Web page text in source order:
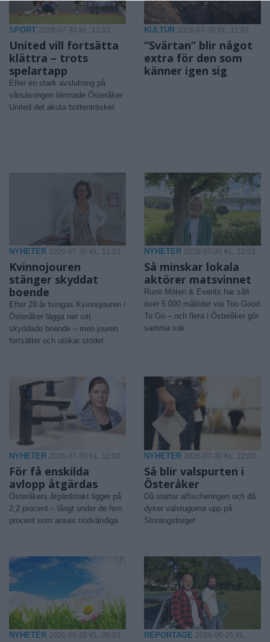
SPORT 2026-07-30 KL. 12:03
United vill fortsätta
klättra – trots
spelartapp
Efter en stark avslutning på
vårsäsongen lämnade Österåker
United det akuta bottenträsket
KULTUR 2026-07-30 KL. 12:03
”Svärtan” blir något
extra för den som
känner igen sig
NYHETER 2026-07-30 KL. 12:03
Kvinnojouren
stänger skyddat
boende
Efter 28 år tvingas Kvinnojouren i
Österåker lägga ner sitt
skyddade boende – men jouren
fortsätter och utökar stödet
NYHETER 2026-07-30 KL. 12:03
Så minskar lokala
aktörer matsvinnet
Runö Möten & Events har sålt
över 5 000 måltider via Too Good
To Go – och flera i Österåker gör
samma sak
NYHETER 2026-07-30 KL. 12:03
För få enskilda
avlopp åtgärdas
Österåkers åtgärdstakt ligger på
2,2 procent – långt under de fem
procent som anses nödvändiga
NYHETER 2026-07-30 KL. 12:03
Så blir valspurten i
Österåker
Då startar affischeringen och då
dyker valstugorna upp på
Storängstorget
NYHETER 2026-06-26 KL. 08:03 REPORTAGE 2026-06-25 KL.